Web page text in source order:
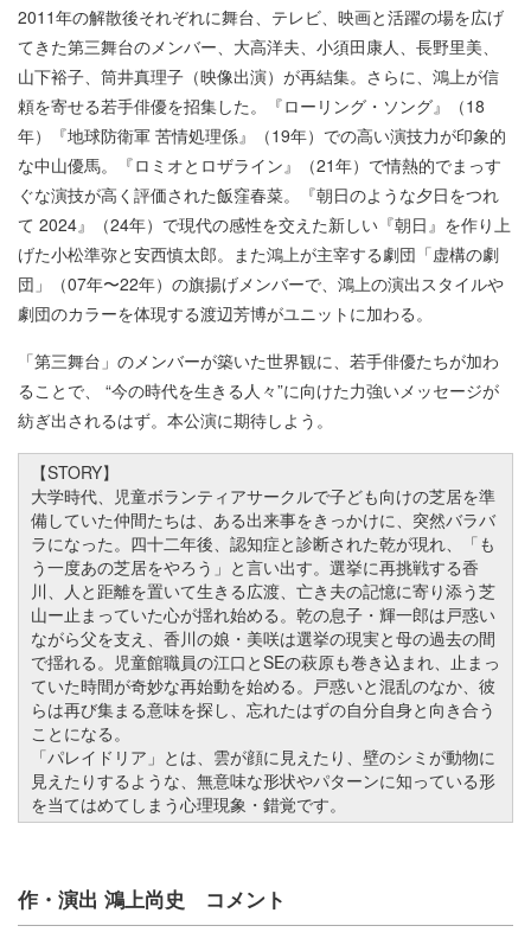
2011年の解散後それぞれに舞台、テレビ、映画と活躍の場を広げ
てきた第三舞台のメンバー、大高洋夫、小須田康人、長野里美、
山下裕子、筒井真理子（映像出演）が再結集。さらに、鴻上が信
頼を寄せる若手俳優を招集した。『ローリング・ソング』（18
年）『地球防衛軍 苦情処理係』（19年）での高い演技力が印象的
な中山優馬。『ロミオとロザライン』（21年）で情熱的でまっす
ぐな演技が高く評価された飯窪春菜。『朝日のような夕日をつれ
て 2024』（24年）で現代の感性を交えた新しい『朝日』を作り上
げた小松準弥と安西慎太郎。また鴻上が主宰する劇団「虚構の劇
団」（07年〜22年）の旗揚げメンバーで、鴻上の演出スタイルや
劇団のカラーを体現する渡辺芳博がユニットに加わる。
「第三舞台」のメンバーが築いた世界観に、若手俳優たちが加わ
ることで、 “今の時代を生きる人々”に向けた力強いメッセージが
紡ぎ出されるはず。本公演に期待しよう。
【STORY】
大学時代、児童ボランティアサークルで子ども向けの芝居を準
備していた仲間たちは、ある出来事をきっかけに、突然バラバ
ラになった。四十二年後、認知症と診断された乾が現れ、「も
う一度あの芝居をやろう」と言い出す。選挙に再挑戦する香
川、人と距離を置いて生きる広渡、亡き夫の記憶に寄り添う芝
山ー止まっていた心が揺れ始める。乾の息子・輝一郎は戸惑い
ながら父を支え、香川の娘・美咲は選挙の現実と母の過去の間
で揺れる。児童館職員の江口とSEの萩原も巻き込まれ、止まっ
ていた時間が奇妙な再始動を始める。戸惑いと混乱のなか、彼
らは再び集まる意味を探し、忘れたはずの自分自身と向き合う
ことになる。
「パレイドリア」とは、雲が顔に見えたり、壁のシミが動物に
見えたりするような、無意味な形状やパターンに知っている形
を当てはめてしまう心理現象・錯覚です。
作・演出 鴻上尚史 コメント